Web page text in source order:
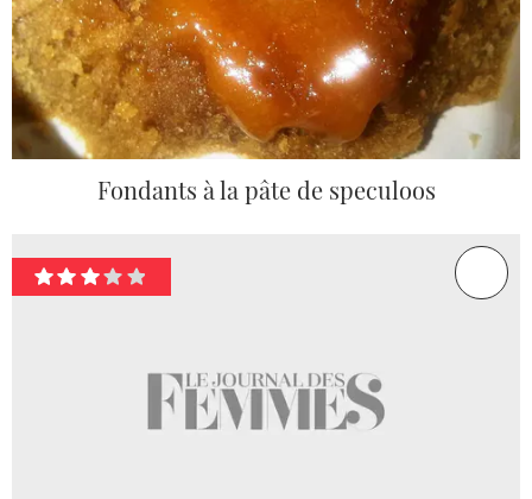
Fondants à la pâte de speculoos